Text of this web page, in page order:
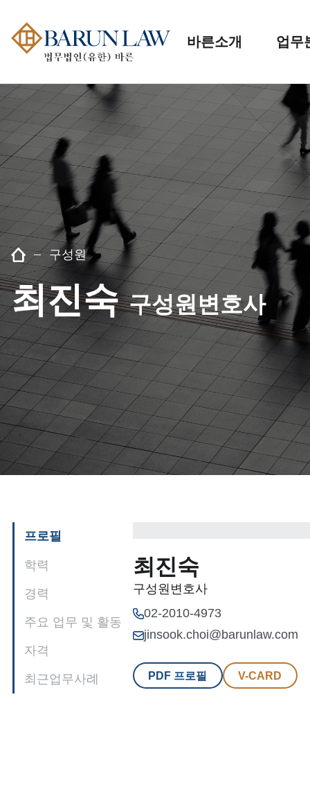
바른소개 업무
구성원
최진숙구성원변호사
프로필
학력
경력
주요 업무 및 활동
자격
최근업무사례
최진숙
구성원변호사
02-2010-4973
jinsook.choi@barunlaw.com
PDF 프로필 V-CARD